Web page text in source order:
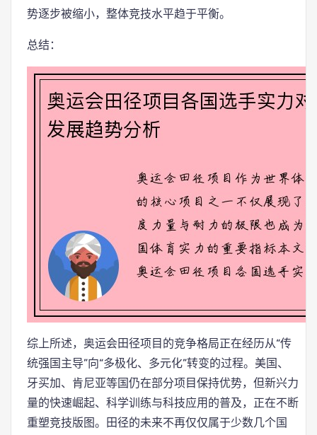
势逐步被缩小，整体竞技水平趋于平衡。
总结：
综上所述，奥运会田径项目的竞争格局正在经历从“传
统强国主导”向“多极化、多元化”转变的过程。美国、
牙买加、肯尼亚等国仍在部分项目保持优势，但新兴力
量的快速崛起、科学训练与科技应用的普及，正在不断
重塑竞技版图。田径的未来不再仅仅属于少数几个国